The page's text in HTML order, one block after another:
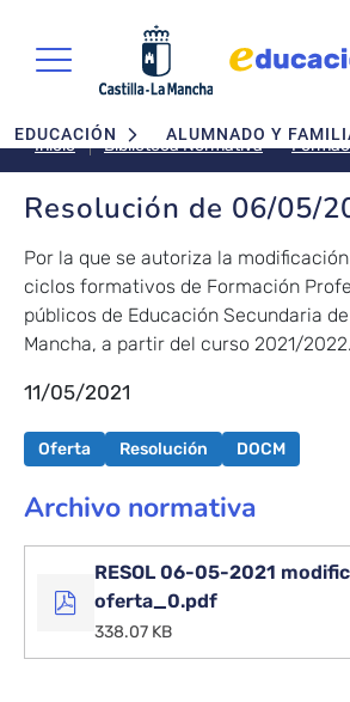
Navegación principal
EDUCACIÓN ALUMNADO Y
Inicio Biblioteca Normativa
Resolución de 06/05/
Por la que se autoriza la
ciclos formativos de Formación
públicos de Educación Secundaria
Mancha, a partir del curso 2021/2022.
11/05/2021
Oferta Resolución DOCM
Archivo normativa
RESOL 06-05-2021
oferta_0.pdf
338.07 KB